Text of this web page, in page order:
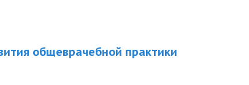
общеврачебной практики